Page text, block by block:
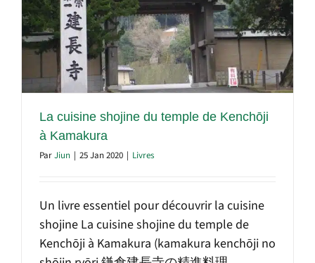
La cuisine shojine du temple de Kenchōji
à Kamakura
ParJiun | 25 Jan 2020 | Livres
Un livre essentiel pour découvrir la cuisine
shojine La cuisine shojine du temple de
Kenchōji à Kamakura (kamakura kenchōji no